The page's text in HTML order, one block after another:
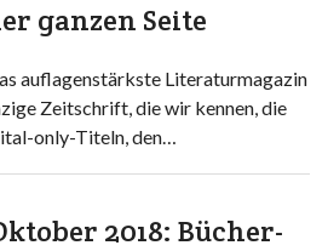
ganzen Seite
auflagenstärkste Literaturmagazin
Zeitschrift, die wir kennen, die
only-Titeln, den…
2018: Bücher-